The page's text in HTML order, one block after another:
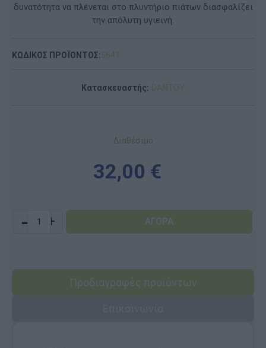
δυνατότητα να πλένεται στο πλυντήριο πιάτων διασφαλίζει
την απόλυτη υγιεινή.
ΚΩΔΙΚΟΣ ΠΡΟΪΟΝΤΟΣ:5641
Κατασκευαστής: DANTOY
Διαθέσιμο
32,00 €
- +
Προδιαγραφές προϊόντων